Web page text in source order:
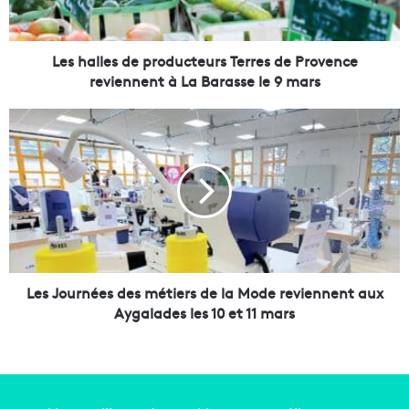
e
s
o
d
u
c
t
e
u
r
Les halles de producteurs Terres de Provence
reviennent à La Barasse le 9 mars
L
e
s
J
o
u
r
n
é
Les Journées des métiers de la Mode reviennent aux
Aygalades les 10 et 11 mars